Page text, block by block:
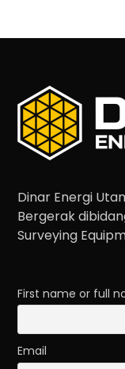
Dinar Energi
Bergerak
Surveying
First name or full
Email